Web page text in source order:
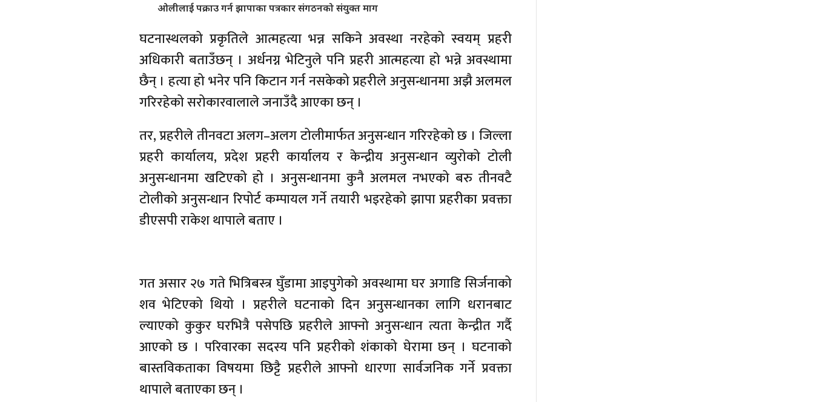
ओलीलाई पक्राउ गर्न झापाका पत्रकार संगठनको संयुक्त माग
घटनास्थलको प्रकृतिले आत्महत्या भन्न सकिने अवस्था नरहेको स्वयम् प्रहरी
अधिकारी बताउँछन् । अर्धनग्न भेटिनुले पनि प्रहरी आत्महत्या हो भन्ने अवस्थामा
छैन् । हत्या हो भनेर पनि किटान गर्न नसकेको प्रहरीले अनुसन्धानमा अझै अलमल
गरिरहेको सरोकारवालाले जनाउँदै आएका छन् ।
तर, प्रहरीले तीनवटा अलग–अलग टोलीमार्फत अनुसन्धान गरिरहेको छ । जिल्ला
प्रहरी कार्यालय, प्रदेश प्रहरी कार्यालय र केन्द्रीय अनुसन्धान व्युरोको टोली
अनुसन्धानमा खटिएको हो । अनुसन्धानमा कुनै अलमल नभएको बरु तीनवटै
टोलीको अनुसन्धान रिपोर्ट कम्पायल गर्ने तयारी भइरहेको झापा प्रहरीका प्रवक्ता
डीएसपी राकेश थापाले बताए ।
गत असार २७ गते भित्रिबस्त्र घुँडामा आइपुगेको अवस्थामा घर अगाडि सिर्जनाको
शव भेटिएको थियो । प्रहरीले घटनाको दिन अनुसन्धानका लागि धरानबाट
ल्याएको कुकुर घरभित्रै पसेपछि प्रहरीले आफ्नो अनुसन्धान त्यता केन्द्रीत गर्दै
आएको छ । परिवारका सदस्य पनि प्रहरीको शंकाको घेरामा छन् । घटनाको
बास्तविकताका विषयमा छिट्टै प्रहरीले आफ्नो धारणा सार्वजनिक गर्ने प्रवक्ता
थापाले बताएका छन् ।